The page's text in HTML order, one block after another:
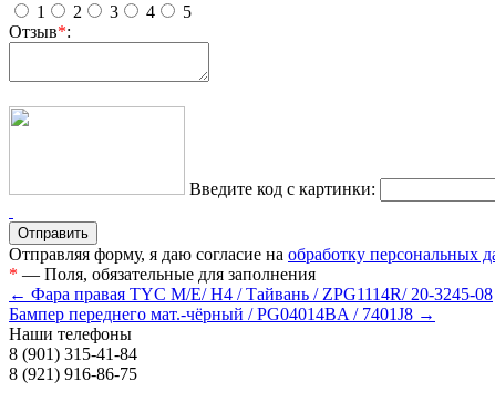
1
2 3 4
5
Отзыв*:
Введите код с картинки:
Отправляя форму, я даю согласие на обработку персональных
* — Поля, обязательные для заполнения
← Фара правая TYC M/E/ H4 / Тайвань / ZPG1114R/ 20-3245-08
Бампер переднего мат.-чёрный / PG04014BA / 7401J8 →
Наши телефоны
8 (901) 315-41-84
8 (921) 916-86-75